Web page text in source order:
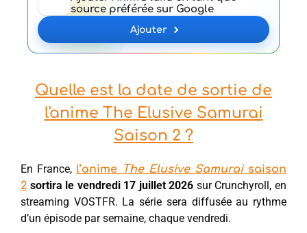
source préférée sur Google
Ajouter
Quelle est la date de sortie de
l'anime The Elusive Samurai
Saison 2 ?
En France, l’anime The Elusive Samuraisaison
2 sortira le vendredi 17 juillet 2026 sur Crunchyroll, en
streaming VOSTFR. La série sera diffusée au rythme
d’un épisode par semaine, chaque vendredi.